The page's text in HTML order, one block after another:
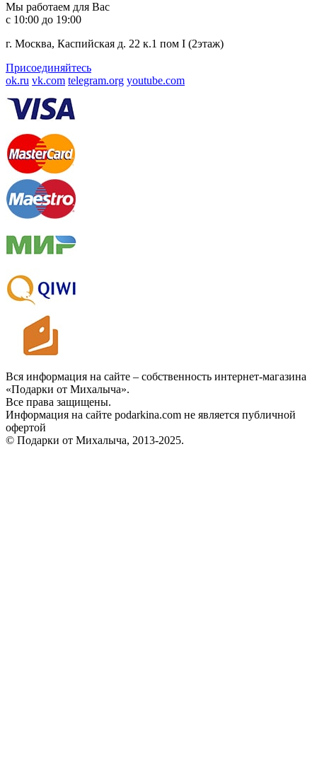
Мы работаем для Вас
с 10:00 до 19:00
г. Москва, Каспийская д. 22 к.1 пом I (2этаж)
Присоединяйтесь
ok.ru vk.com telegram.org youtube.com
Вся информация на сайте – собственность интернет-магазина
«Подарки от Михалыча».
Все права защищены.
Информация на сайте podarkina.com не является публичной
офертой
© Подарки от Михалыча, 2013-2025.